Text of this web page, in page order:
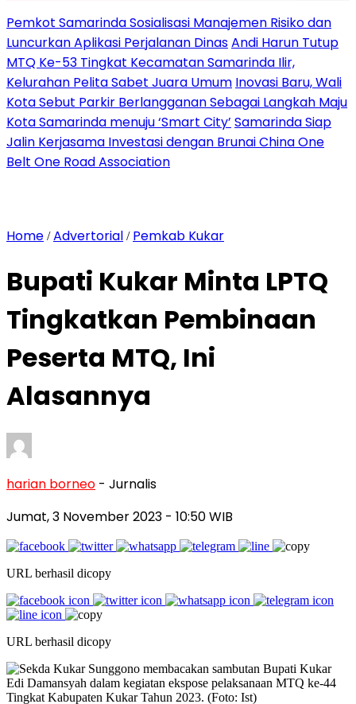
Pemkot Samarinda Sosialisasi Manajemen Risiko dan
Luncurkan Aplikasi Perjalanan DinasAndi Harun Tutup
MTQ Ke-53 Tingkat Kecamatan Samarinda Ilir,
Kelurahan Pelita Sabet Juara Umum Inovasi Baru, Wali
Kota Sebut Parkir Berlangganan Sebagai Langkah Maju
Kota Samarinda menuju ‘Smart City’ Samarinda Siap
Jalin Kerjasama Investasi dengan Brunai China One
Belt One Road Association
Home /Advertorial / Pemkab Kukar
Bupati Kukar Minta LPTQ
Tingkatkan Pembinaan
Peserta MTQ, Ini
Alasannya
harian borneo - Jurnalis
Jumat, 3 November 2023 - 10:50 WIB
URL berhasil dicopy
URL berhasil dicopy